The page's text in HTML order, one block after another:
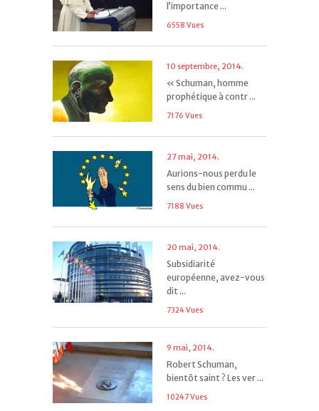
l’importance ...
6558 Vues
10 septembre, 2014.
« Schuman, homme
prophétique à contr ...
7176 Vues
27 mai, 2014.
Aurions-nous perdu le
sens du bien commu ...
7188 Vues
20 mai, 2014.
Subsidiarité
européenne, avez-vous
dit ...
7324 Vues
9 mai, 2014.
Robert Schuman,
bientôt saint ? Les ver ...
10247 Vues